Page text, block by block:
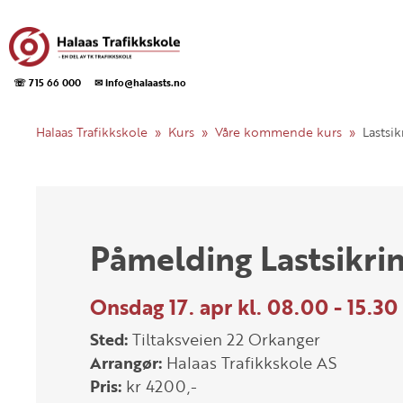
☏ 715 66 000 ✉ info@halaasts.no
Halaas Trafikkskole Kurs Våre kommende kurs
Påmelding
Onsdag 17. apr kl. 08.00 - 15.30
Sted:Tiltaksveien 22 Orkanger
Arrangør: Halaas Trafikkskole AS
Pris: kr 4200,-